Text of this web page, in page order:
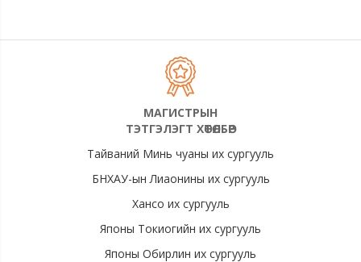
МАГИСТРЫН
ТЭТГЭЛЭГТ ХӨТӨЛБӨР
Тайваний Минь чуаны их сургууль
БНХАУ-ын Лиаонины их сургууль
Хансо их сургууль
Японы Токиогийн их сургууль
Японы Обирлин их сургууль